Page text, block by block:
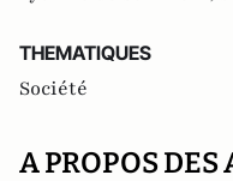
THEMATIQUES
Société
A PROPOS DES